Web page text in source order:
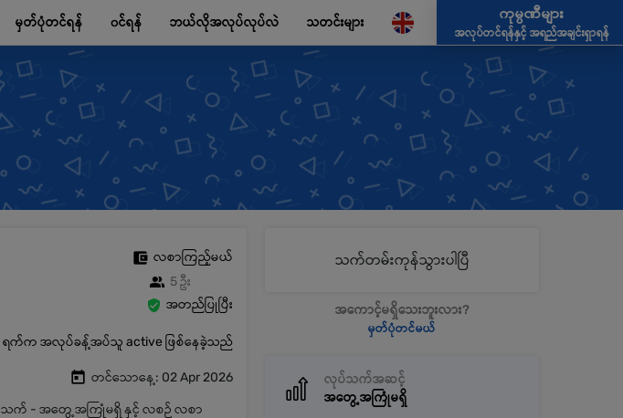
မှတ်ပုံတင်ရန် ၀င်ရန် ဘယ်လိုအလုပ်လုပ်လဲ သတင်းများ
ကုမ္ပဏီများ
အလုပ်တင်ရန်နှင့် အရည်အချင်းရှာရန်
လစာကြည့်မယ်
5 ဦး
အတည်ပြုပြီး
ရက်က အလုပ်ခန့်အပ်သူ active ဖြစ်နေခဲ့သည်
တင်သောနေ့: 02 Apr 2026
ပ်သက် - အတွေ့အကြုံမရှိ နှင့် လစဉ် လစာ
သက်တမ်းကုန်သွားပါပြီ
အကောင့်မရှိသေးဘူးလား?
မှတ်ပုံတင်မယ်
လုပ်သက်အဆင့်
အတွေ့အကြုံမရှိ